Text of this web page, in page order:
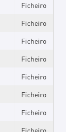
Ficheiro
Ficheiro
Ficheiro
Ficheiro
Ficheiro
Ficheiro
Ficheiro
Ficheiro